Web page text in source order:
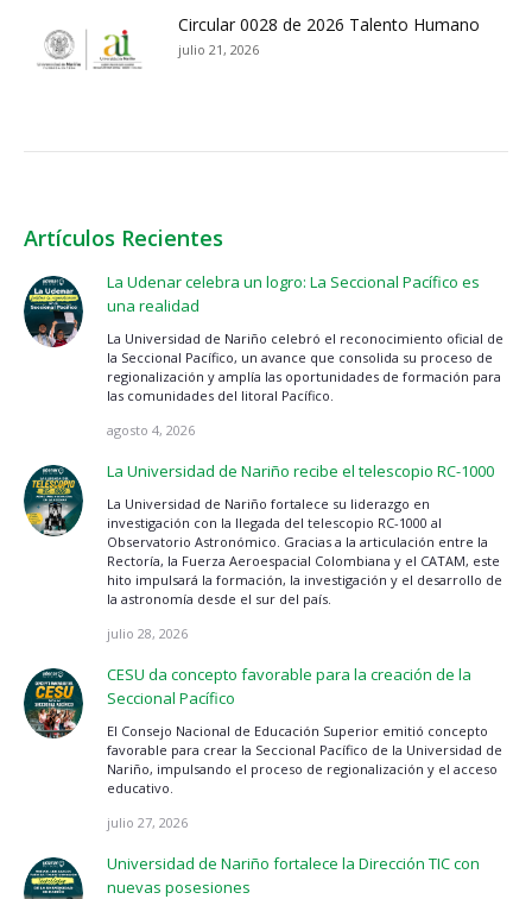
Circular 0028 de 2026 Talento Humano
julio 21, 2026
Artículos Recientes
La Udenar celebra un logro: La Seccional Pacífico es
una realidad
La Universidad de Nariño celebró el reconocimiento oficial de
la Seccional Pacífico, un avance que consolida su proceso de
regionalización y amplía las oportunidades de formación para
las comunidades del litoral Pacífico.
agosto 4, 2026
La Universidad de Nariño recibe el telescopio RC-1000
La Universidad de Nariño fortalece su liderazgo en
investigación con la llegada del telescopio RC-1000 al
Observatorio Astronómico. Gracias a la articulación entre la
Rectoría, la Fuerza Aeroespacial Colombiana y el CATAM, este
hito impulsará la formación, la investigación y el desarrollo de
la astronomía desde el sur del país.
julio 28, 2026
CESU da concepto favorable para la creación de la
Seccional Pacífico
El Consejo Nacional de Educación Superior emitió concepto
favorable para crear la Seccional Pacífico de la Universidad de
Nariño, impulsando el proceso de regionalización y el acceso
educativo.
julio 27, 2026
Universidad de Nariño fortalece la Dirección TIC con
nuevas posesiones